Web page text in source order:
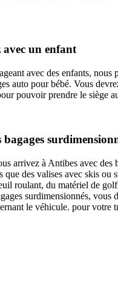
avec un enfant
avec des enfants, nous
auto pour bébé. Vous
pouvoir prendre le siège
bagages
arrivez à Antibes avec des
que des valises avec skis ou
roulant, du matériel de
surdimensionnés, vous
le véhicule. pour votre